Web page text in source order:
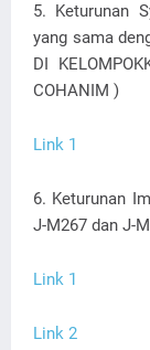
5. Keturunan
yang sama
DI
COHANIM )
Link 1
6. Keturunan
J-M267 dan J-
Link 1
Link 2